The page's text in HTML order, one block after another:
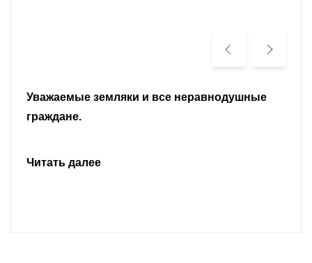
Уважаемые земляки и все неравнодушные
граждане.
Читать далее